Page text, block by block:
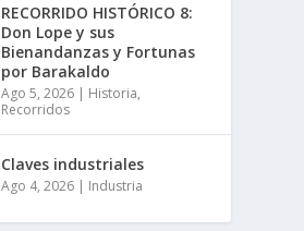
RECORRIDO HISTÓRICO 8:
Don Lope y sus
Bienandanzas y Fortunas
por Barakaldo
Ago 5, 2026 | Historia,
Recorridos
Claves industriales
Ago 4, 2026 | Industria